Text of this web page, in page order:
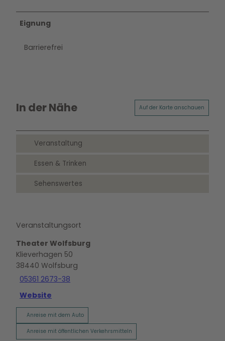
Eignung
Barrierefrei
In der Nähe Auf der Karte anschauen
Veranstaltung
Essen & Trinken
Sehenswertes
Veranstaltungsort
Theater Wolfsburg
Klieverhagen 50
38440 Wolfsburg
05361 2673-38
Website
Anreise mit dem Auto
Anreise mit öffentlichen Verkehrsmitteln